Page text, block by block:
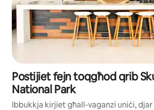
Postijiet fejn toqgħod qrib
National Park
Ibbukkja kirjiet għall-vaganzi uniċi,